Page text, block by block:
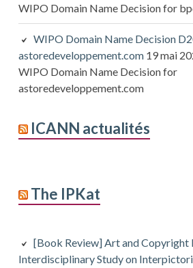
WIPO Domain Name Decision for
WIPO Domain Name Decision
astoredeveloppement.com 19 mai
WIPO Domain Name Decision for
astoredeveloppement.com
ICANN actualités
The IPKat
[Book Review] Art and Copyright
Interdisciplinary Study on